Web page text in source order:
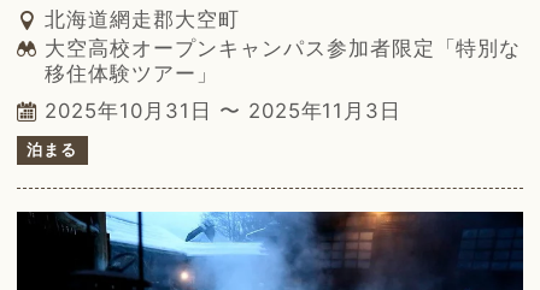
北海道網走郡大空町
大空高校オープンキャンパス参加者限定「特別な
移住体験ツアー」
2025年10月31日 〜 2025年11月3日
泊まる